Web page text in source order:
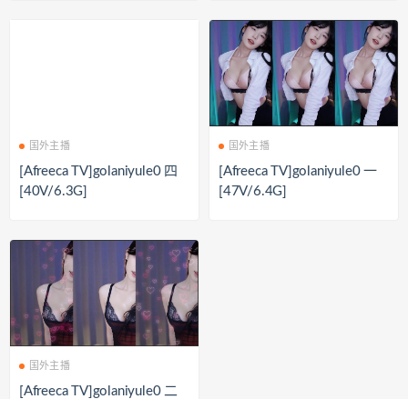
国外主播
[Afreeca TV]golaniyule0 四
[40V/6.3G]
国外主播
[Afreeca TV]golaniyule0 一
[47V/6.4G]
国外主播
[Afreeca TV]golaniyule0 二